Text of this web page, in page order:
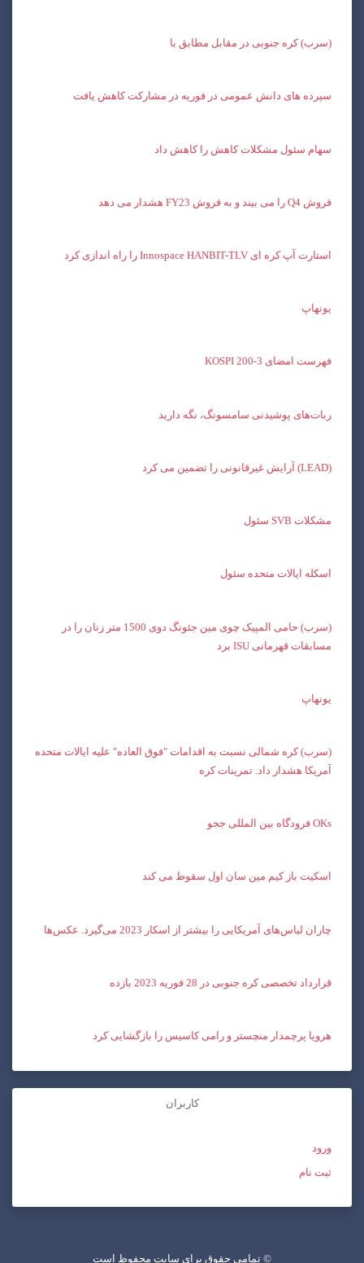
(سرب) کره جنوبی در مقابل مطابق با
سپرده های دانش عمومی در فوریه در مشارکت کاهش یافت
سهام سئول مشکلات کاهش را کاهش داد
فروش Q4 را می بیند و به فروش FY23 هشدار می دهد
استارت آپ کره ای Innospace HANBIT-TLV را راه اندازی کرد
یونهاپ
فهرست امضای KOSPI 200-3
ربات‌های پوشیدنی سامسونگ، نگه دارید
(LEAD) آرایش غیرقانونی را تضمین می کرد
مشکلات SVB سئول
اسکله ایالات متحده سئول
(سرب) حامی المپیک چوی مین جئونگ دوی 1500 متر زنان را در
مسابقات قهرمانی ISU برد
یونهاپ
(سرب) کره شمالی نسبت به اقدامات "فوق العاده" علیه ایالات متحده
آمریکا هشدار داد. تمرینات کره
OKs فرودگاه بین المللی ججو
اسکیت باز کیم مین سان اول سقوط می کند
چاران لباس‌های آمریکایی را بیشتر از اسکار 2023 می‌گیرد. عکس‌ها
قرارداد تخصصی کره جنوبی در 28 فوریه 2023 بازده
هرویا پرچمدار منچستر و رامی کاسیس را بازگشایی کرد
کاربران
ورود
ثبت نام
تمامی حقوق برای سایت محفوظ است ©